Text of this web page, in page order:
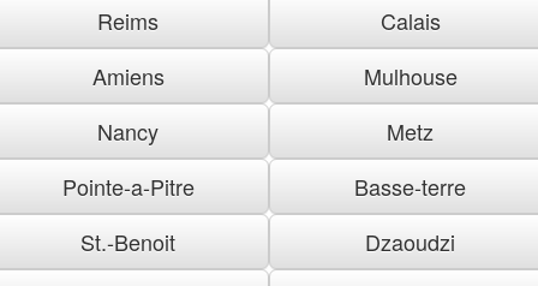
Reims
Calais
Amiens
Mulhouse
Nancy
Metz
Pointe-a-Pitre
Basse-terre
St.-Benoit
Dzaoudzi